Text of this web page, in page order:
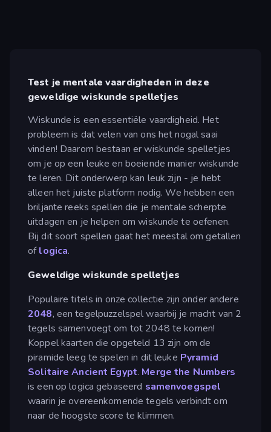
Test je mentale vaardigheden in deze
geweldige wiskunde spelletjes
Wiskunde is een essentiële vaardigheid. Het
probleem is dat velen van ons het nogal saai
vinden! Daarom bestaan er wiskunde spelletjes
om je op een leuke en boeiende manier wiskunde
te leren. Dit onderwerp kan leuk zijn - je hebt
alleen het juiste platform nodig. We hebben een
briljante reeks spellen die je mentale scherpte
uitdagen en je helpen om wiskunde te oefenen.
Bij dit soort spellen gaat het meestal om getallen
oflogica.
Geweldige wiskunde spelletjes
Populaire titels in onze collectie zijn onder andere
2048, een tegelpuzzelspel waarbij je macht van 2
tegels samenvoegt om tot 2048 te komen!
Koppel kaarten die opgeteld 13 zijn om de
piramide leeg te spelen in dit leuke Pyramid
Solitaire Ancient Egypt. Merge the Numbers
is een op logica gebaseerd samenvoegspel
waarin je overeenkomende tegels verbindt om
naar de hoogste score te klimmen.